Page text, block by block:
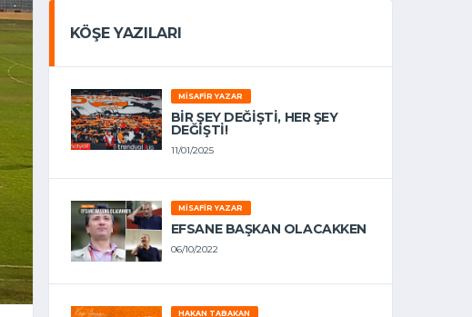
KÖŞE YAZILARI
MISAFIR YAZAR
BIR ŞEY DEĞIŞTI, HER ŞEY
DEĞIŞTI!
11/01/2025
MISAFIR YAZAR
EFSANE BAŞKAN OLACAKKEN
06/10/2022
HAKAN TABAKAN